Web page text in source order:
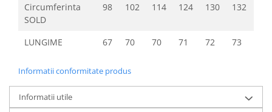
Circumferinta
SOLD
98 102 114 124 130 132
LUNGIME 67 70 70 71 72 73
Informatii conformitate produs
Informatii utile